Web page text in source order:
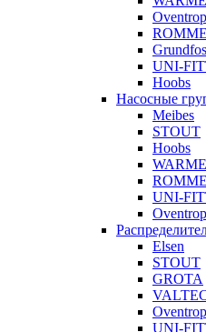
Oventrop
Grundfos
UNI-
Hoobs
Насосные
Meibes
STOUT
Hoobs
WARME
UNI-
Oventrop
Elsen
STOUT
GROTA
Oventrop
UNI-